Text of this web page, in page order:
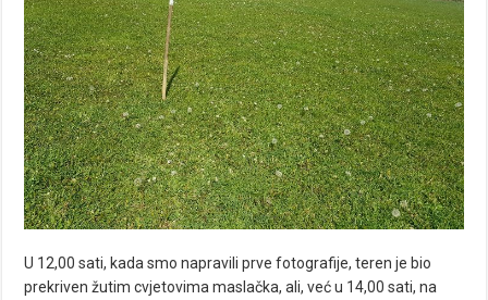
U 12,00 sati, kada smo napravili prve fotografije, teren je bio
prekriven žutim cvjetovima maslačka, ali, već u 14,00 sati, na